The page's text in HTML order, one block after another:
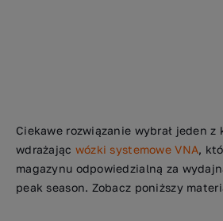
Ciekawe rozwiązanie wybrał jeden z
wdrażając wózki systemowe VNA,
magazynu odpowiedzialną za
peak season. Zobacz poniższy